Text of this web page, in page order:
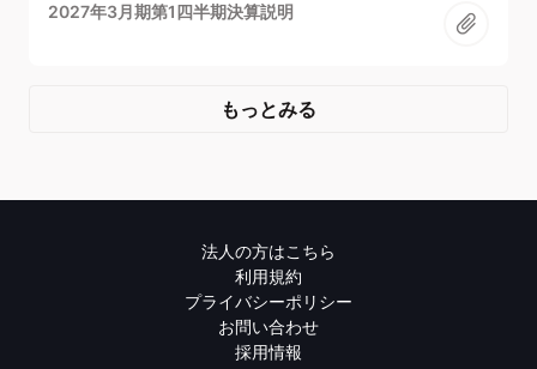
2027年3月期第1四半期決算説明
もっとみる
法人の方はこちら
利用規約
プライバシーポリシー
お問い合わせ
採用情報